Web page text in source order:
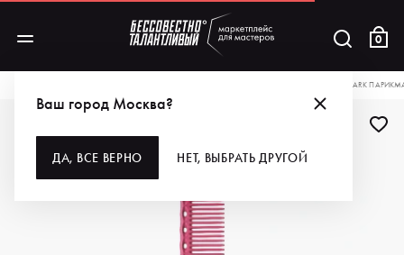
0
Ваш город Москва?
ДА, ВСЕ ВЕРНО НЕТ, ВЫБРАТЬ ДРУГОЙ
Y.S.PARK